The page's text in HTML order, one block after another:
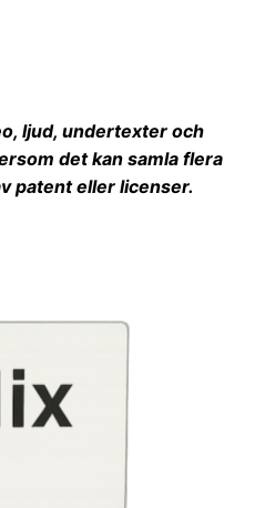
ljud, undertexter och
det kan samla flera
patent eller licenser.